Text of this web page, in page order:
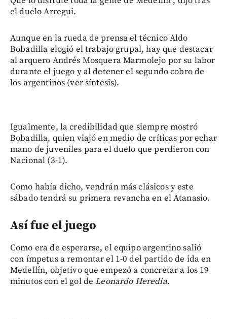
el duelo Arregui.
Aunque en la rueda de prensa el técnico Aldo
Bobadilla elogió el trabajo grupal, hay que destacar
al arquero Andrés Mosquera Marmolejo por su labor
durante el juego y al detener el segundo cobro de
los argentinos (ver síntesis).
Igualmente, la credibilidad que siempre mostró
Bobadilla, quien viajó en medio de críticas por echar
mano de juveniles para el duelo que perdieron con
Nacional (3-1).
Como había dicho, vendrán más clásicos y este
sábado tendrá su primera revancha en el Atanasio.
Así fue el juego
Como era de esperarse, el equipo argentino salió
con ímpetus a remontar el 1-0 del partido de ida en
Medellín, objetivo que empezó a concretar a los 19
minutos con el gol deLeonardo Heredia.